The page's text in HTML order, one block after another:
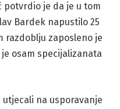
potvrdio je da je u tom
Bardek napustilo 25
razdoblju zaposleno je
osam specijalizanata
utjecali na usporavanje